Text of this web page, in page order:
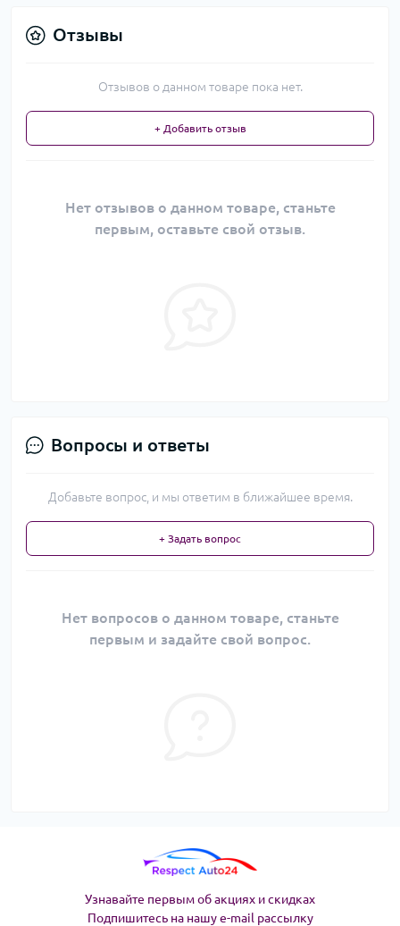
Отзывы
Отзывов о данном товаре пока нет.
+ Добавить отзыв
Нет отзывов о данном товаре, станьте
первым, оставьте свой отзыв.
Вопросы и ответы
Добавьте вопрос, и мы ответим в ближайшее время.
+ Задать вопрос
Нет вопросов о данном товаре, станьте
первым и задайте свой вопрос.
Узнавайте первым об акциях и скидках
Подпишитесь на нашу e-mail рассылку